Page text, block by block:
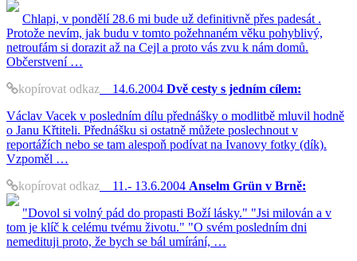
Chlapi, v pondělí 28.6 mi bude už definitivně přes padesát .
Protože nevím, jak budu v tomto požehnaném věku pohyblivý,
netroufám si dorazit až na Cejl a proto vás zvu k nám domů.
Občerstvení …
kopírovat odkaz 14.6.2004 Dvě cesty s jedním cílem:
Václav Vacek v posledním dílu přednášky o modlitbě mluvil hodně
o Janu Křtiteli. Přednášku si ostatně můžete poslechnout v
reportážích nebo se tam alespoň podívat na Ivanovy fotky (dík).
Vzpoměl …
kopírovat odkaz 11.- 13.6.2004 Anselm Grün v Brně:
"Dovol si volný pád do propasti Boží lásky." "Jsi milován a v
tom je klíč k celému tvému životu." "O svém posledním dni
nemedituji proto, že bych se bál umírání, …